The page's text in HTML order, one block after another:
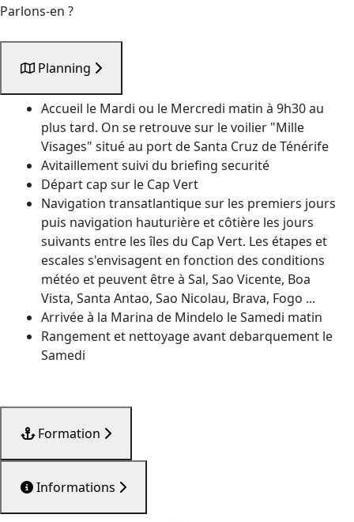
Parlons-en ?
Planning
Accueil le Mardi ou le Mercredi matin à 9h30 au
plus tard. On se retrouve sur le voilier "Mille
Visages" situé au port de Santa Cruz de Ténérife
Avitaillement suivi du briefing securité
Départ cap sur le Cap Vert
Navigation transatlantique sur les premiers jours
puis navigation hauturière et côtière les jours
suivants entre les îles du Cap Vert. Les étapes et
escales s'envisagent en fonction des conditions
météo et peuvent être à Sal, Sao Vicente, Boa
Vista, Santa Antao, Sao Nicolau, Brava, Fogo ...
Arrivée à la Marina de Mindelo le Samedi matin
Rangement et nettoyage avant debarquement le
Samedi
Formation
Informations